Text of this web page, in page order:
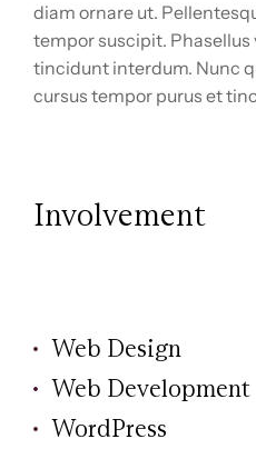
diam ornare ut.
tempor suscipit. Phasellus
tincidunt interdum. Nunc
cursus tempor purus et
Involvement
Web Design
Web Development
WordPress